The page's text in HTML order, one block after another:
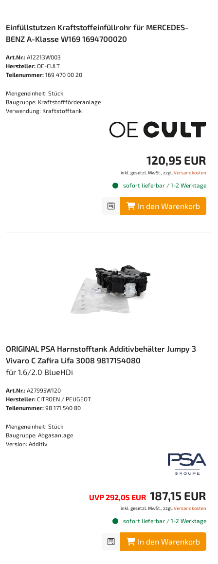
Einfüllstutzen Kraftstoffeinfüllrohr für MERCEDES-
BENZ A-Klasse W169 1694700020
Art.Nr.: A12213W003
Hersteller: OE-CULT
Teilenummer: 169 470 00 20
Mengeneinheit: Stück
Baugruppe: Kraftstoffförderanlage
Verwendung: Kraftstofftank
120,95 EUR
inkl. gesetzl. MwSt., zzgl.Versandkosten
sofort lieferbar / 1-2 Werktage
In den Warenkorb
ORIGINAL PSA Harnstofftank Additivbehälter Jumpy 3
Vivaro C Zafira Lifa 3008 9817154080
für 1.6/2.0 BlueHDi
Art.Nr.: A27995W120
Hersteller: CITROEN / PEUGEOT
Teilenummer: 98 171 540 80
Mengeneinheit: Stück
Baugruppe: Abgasanlage
Version: Additiv
UVP 292,05 EUR 187,15 EUR
inkl. gesetzl. MwSt., zzgl.Versandkosten
sofort lieferbar / 1-2 Werktage
In den Warenkorb